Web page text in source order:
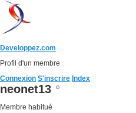
Developpez.com
Profil d'un membre
Connexion S'inscrire Index
neonet13
Membre habitué